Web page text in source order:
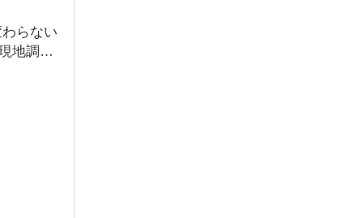
らない
地調査